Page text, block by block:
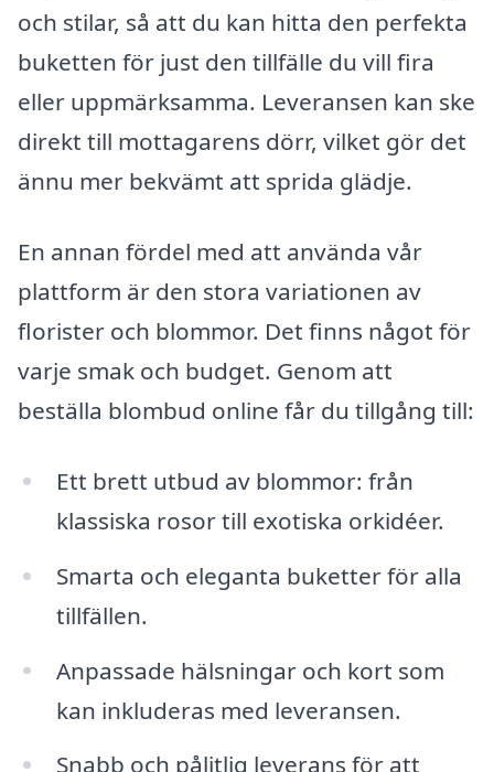
och stilar, så att du kan hitta den perfekta
buketten för just den tillfälle du vill fira
eller uppmärksamma. Leveransen kan ske
direkt till mottagarens dörr, vilket gör det
ännu mer bekvämt att sprida glädje.
En annan fördel med att använda vår
plattform är den stora variationen av
florister och blommor. Det finns något för
varje smak och budget. Genom att
beställa blombud online får du tillgång till:
Ett brett utbud av blommor: från
klassiska rosor till exotiska orkidéer.
Smarta och eleganta buketter för alla
tillfällen.
Anpassade hälsningar och kort som
kan inkluderas med leveransen.
Snabb och pålitlig leverans för att